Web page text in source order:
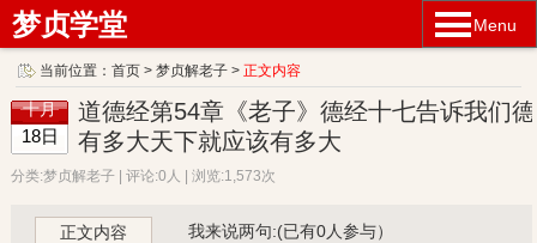
Menu
梦贞学堂
当前位置：首页 >梦贞解老子 >正文内容
十月
18日
道德经第54章《老子》德经十七告诉我们德
有多大天下就应该有多大
分类:梦贞解老子 | 评论:0人 | 浏览:1,573次
正文内容 我来说两句:(已有0人参与）